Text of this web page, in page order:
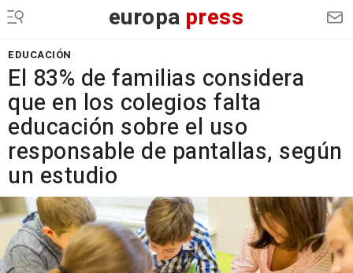
europa press
EDUCACIÓN
El 83% de familias considera
que en los colegios falta
educación sobre el uso
responsable de pantallas, según
un estudio